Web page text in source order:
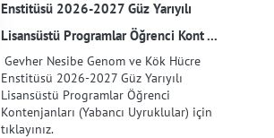
Enstitüsü 2026-2027 Güz Yarıyılı
Lisansüstü Programlar Öğrenci Kont ...
Gevher Nesibe Genom ve Kök Hücre
Enstitüsü 2026-2027 Güz Yarıyılı
Lisansüstü Programlar Öğrenci
Kontenjanları (Yabancı Uyruklular) için
tıklayınız.